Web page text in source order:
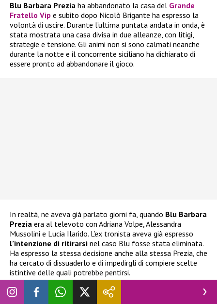
Blu Barbara Prezia ha abbandonato la casa del Grande
Fratello Vip e subito dopo Nicolò Brigante ha espresso la
volontà di uscire. Durante l’ultima puntata andata in onda, è
stata mostrata una casa divisa in due alleanze, con litigi,
strategie e tensione. Gli animi non si sono calmati neanche
durante la notte e il concorrente siciliano ha dichiarato di
essere pronto ad abbandonare il gioco.
In realtà, ne aveva già parlato giorni fa, quando Blu Barbara
Prezia era al televoto con Adriana Volpe, Alessandra
Mussolini e Lucia Ilarido. L’ex tronista aveva già espresso
l’intenzione di ritirarsi nel caso Blu fosse stata eliminata.
Ha espresso la stessa decisione anche alla stessa Prezia, che
ha cercato di dissuaderlo e di impedirgli di compiere scelte
istintive delle quali potrebbe pentirsi.
Grande Fratello Vip, Nicolò Brigante vuole